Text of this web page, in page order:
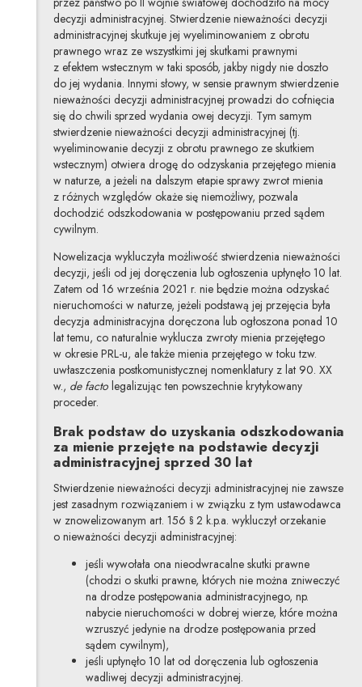
decyzji administracyjnej. Stwierdzenie nieważności decyzji
administracyjnej skutkuje jej wyeliminowaniem z obrotu
prawnego wraz ze wszystkimi jej skutkami prawnymi
z efektem wstecznym w taki sposób, jakby nigdy nie doszło
do jej wydania. Innymi słowy, w sensie prawnym stwierdzenie
nieważności decyzji administracyjnej prowadzi do cofnięcia
się do chwili sprzed wydania owej decyzji. Tym samym
stwierdzenie nieważności decyzji administracyjnej (tj.
wyeliminowanie decyzji z obrotu prawnego ze skutkiem
wstecznym) otwiera drogę do odzyskania przejętego mienia
w naturze, a jeżeli na dalszym etapie sprawy zwrot mienia
z różnych względów okaże się niemożliwy, pozwala
dochodzić odszkodowania w postępowaniu przed sądem
cywilnym.
Nowelizacja wykluczyła możliwość stwierdzenia nieważności
decyzji, jeśli od jej doręczenia lub ogłoszenia upłynęło 10 lat.
Zatem od 16 września 2021 r. nie będzie można odzyskać
nieruchomości w naturze, jeżeli podstawą jej przejęcia była
decyzja administracyjna doręczona lub ogłoszona ponad 10
lat temu, co naturalnie wyklucza zwroty mienia przejętego
w okresie PRL-u, ale także mienia przejętego w toku tzw.
uwłaszczenia postkomunistycznej nomenklatury z lat 90. XX
w., de factolegalizując ten powszechnie krytykowany
proceder.
Brak podstaw do uzyskania odszkodowania
za mienie przejęte na podstawie decyzji
administracyjnej sprzed 30 lat
Stwierdzenie nieważności decyzji administracyjnej nie zawsze
jest zasadnym rozwiązaniem i w związku z tym ustawodawca
w znowelizowanym art. 156 § 2 k.p.a. wykluczył orzekanie
o nieważności decyzji administracyjnej:
jeśli wywołała ona nieodwracalne skutki prawne
(chodzi o skutki prawne, których nie można zniweczyć
na drodze postępowania administracyjnego, np.
nabycie nieruchomości w dobrej wierze, które można
wzruszyć jedynie na drodze postępowania przed
sądem cywilnym),
jeśli upłynęło 10 lat od doręczenia lub ogłoszenia
wadliwej decyzji administracyjnej.